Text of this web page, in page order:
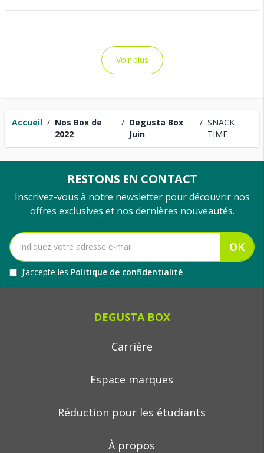
Accueil / Nos Box de
2022
/ Degusta Box
Juin
/ SNACK
TIME
Voir plus
RESTONS EN CONTACT
Inscrivez-vous à notre newsletter pour découvrir nos
offres exclusives et nos dernières nouveautés.
OK
J’accepte les Politique de confidentialité
DEGUSTA BOX
Carrière
Espace marques
Réduction pour les étudiants
À propos